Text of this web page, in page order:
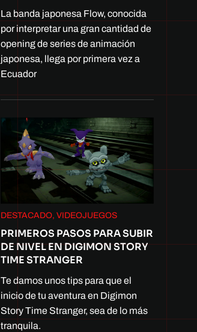
La banda japonesa Flow, conocida
por interpretar una gran cantidad de
opening de series de animación
japonesa, llega por primera vez a
Ecuador
DESTACADO, VIDEOJUEGOS
PRIMEROS PASOS PARA SUBIR
DE NIVEL EN DIGIMON STORY
TIME STRANGER
Te damos unos tips para que el
inicio de tu aventura en Digimon
Story Time Stranger, sea de lo más
tranquila.